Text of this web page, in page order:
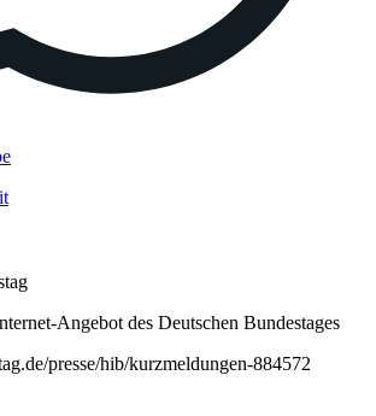
Angebot des Deutschen Bundestages
presse/hib/kurzmeldungen-884572